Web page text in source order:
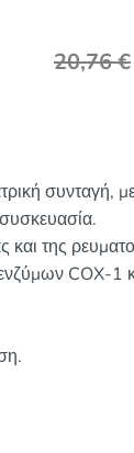
20,76€
συνταγή,
και της
COX-1